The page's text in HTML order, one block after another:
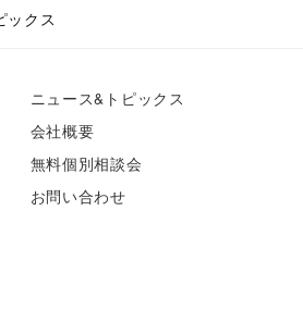
ックス
ニュース&トピックス
会社概要
無料個別相談会
お問い合わせ